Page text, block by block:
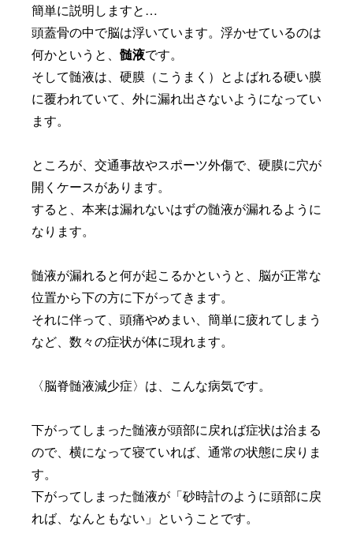
簡単に説明しますと…
頭蓋骨の中で脳は浮いています。浮かせているのは
何かというと、 髄液です。
そして髄液は、硬膜（こうまく）とよばれる硬い膜
に覆われていて、外に漏れ出さないようになってい
ます。
ところが、交通事故やスポーツ外傷で、硬膜に穴が
開くケースがあります。
すると、本来は漏れないはずの髄液が漏れるように
なります。
髄液が漏れると何が起こるかというと、脳が正常な
位置から下の方に下がってきます。
それに伴って、頭痛やめまい、簡単に疲れてしまう
など、数々の症状が体に現れます。
〈脳脊髄液減少症〉は、こんな病気です。
下がってしまった髄液が頭部に戻れば症状は治まる
ので、横になって寝ていれば、通常の状態に戻りま
す。
下がってしまった髄液が「砂時計のように頭部に戻
れば、なんともない」ということです。